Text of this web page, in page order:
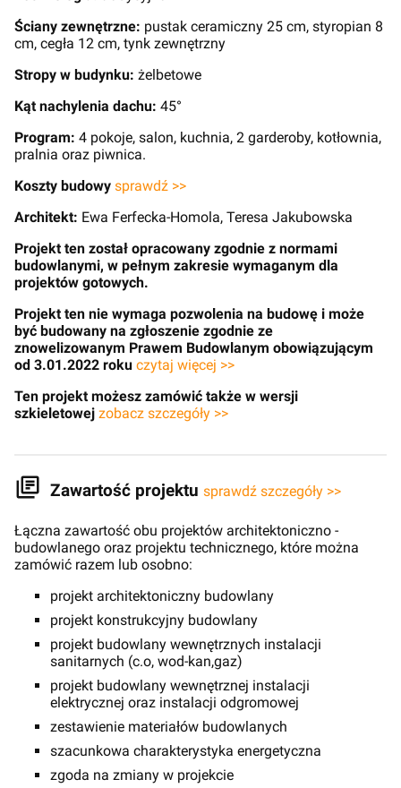
Ściany zewnętrzne: pustak ceramiczny 25 cm, styropian 8
cm, cegła 12 cm, tynk zewnętrzny
Stropy w budynku: żelbetowe
Kąt nachylenia dachu: 45°
Program: 4 pokoje, salon, kuchnia, 2 garderoby, kotłownia,
pralnia oraz piwnica.
Koszty budowy sprawdź >>
Architekt: Ewa Ferfecka-Homola, Teresa Jakubowska
Projekt ten został opracowany zgodnie z normami
budowlanymi, w pełnym zakresie wymaganym dla
projektów gotowych.
Projekt ten nie wymaga pozwolenia na budowę i może
być budowany na zgłoszenie zgodnie ze
znowelizowanym Prawem Budowlanym obowiązującym
od 3.01.2022 roku czytaj więcej >>
Ten projekt możesz zamówić także w wersji
szkieletowej zobacz szczegóły >>
Zawartość projektu sprawdź szczegóły >>
Łączna zawartość obu projektów architektoniczno -
budowlanego oraz projektu technicznego, które można
zamówić razem lub osobno:
projekt architektoniczny budowlany
projekt konstrukcyjny budowlany
projekt budowlany wewnętrznych instalacji
sanitarnych (c.o, wod-kan,gaz)
projekt budowlany wewnętrznej instalacji
elektrycznej oraz instalacji odgromowej
zestawienie materiałów budowlanych
szacunkowa charakterystyka energetyczna
zgoda na zmiany w projekcie